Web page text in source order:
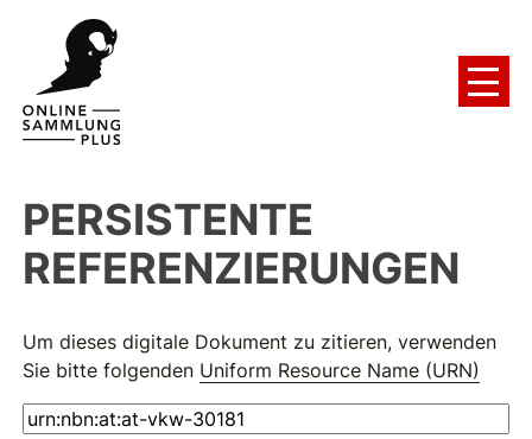
PERSISTENTE
REFERENZIERUNGEN
Um dieses digitale Dokument zu zitieren, verwenden
Sie bitte folgenden Uniform Resource Name (URN)